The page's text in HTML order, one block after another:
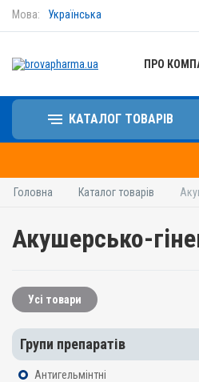
Мова: Українська
ПРО
КАТАЛОГ ТОВАРІВ
Головна Каталог товарів
Акушерсько-
Усі товари
Групи препаратів
Антигельмінтні